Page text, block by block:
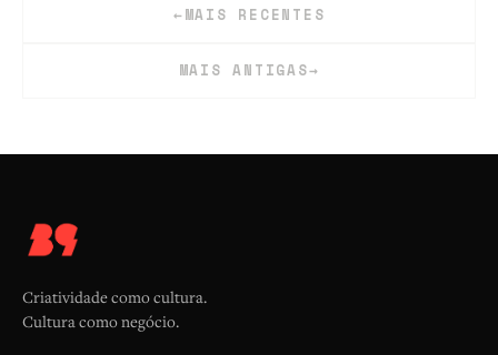
←MAIS RECENTES
MAIS ANTIGAS→
Criatividade como cultura.
Cultura como negócio.